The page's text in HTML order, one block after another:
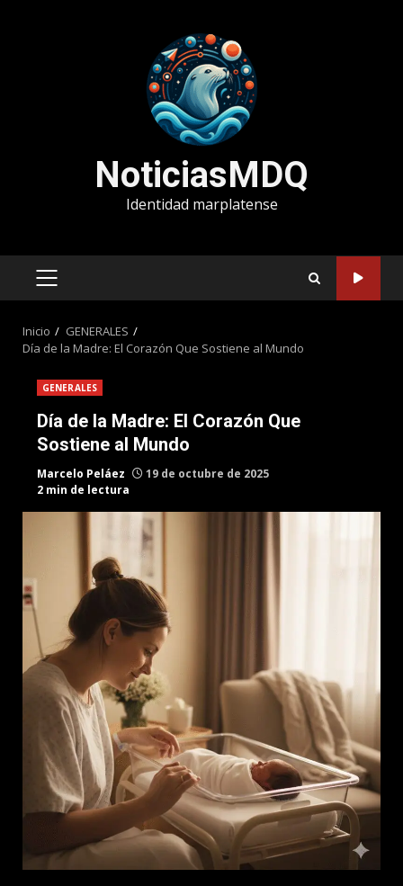
NoticiasMDQ
Identidad marplatense
MENÚ
Inicio
GENERALES
Día de la Madre: El Corazón Que Sostiene al Mundo
GENERALES
Día de la Madre: El Corazón Que
Sostiene al Mundo
Marcelo Peláez
19 de octubre de 2025
2 min de lectura